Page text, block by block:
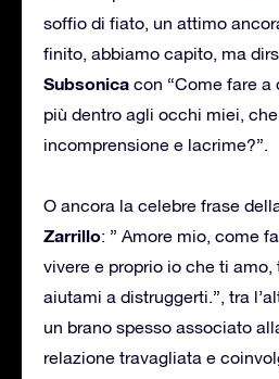
soffio di fiato, un attimo
finito, abbiamo capito, ma
Subsonica con “Come fare a
più dentro agli occhi miei,
incomprensione e lacrime?”.
O ancora la celebre frase
Zarrillo: ” Amore mio, come
vivere e proprio io che ti amo,
aiutami a distruggerti.”, tra
un brano spesso associato
relazione travagliata e